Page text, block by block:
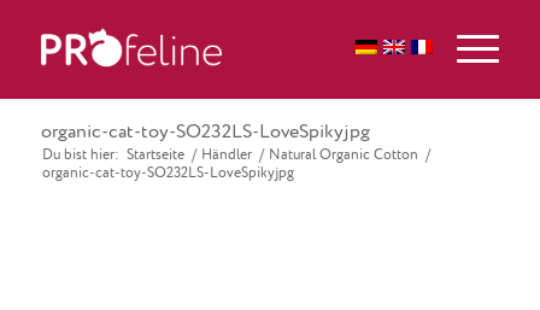
organic-cat-toy-SO232LS-LoveSpikyjpg
Du bist hier: Startseite / Händler / Natural Organic Cotton /
organic-cat-toy-SO232LS-LoveSpikyjpg